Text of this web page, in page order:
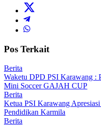
Pos Terkait
Berita
Waketu DPD PSI Karawang :
Mini Soccer GAJAH CUP
Berita
Ketua PSI Karawang
Pendidikan Karmila
Berita